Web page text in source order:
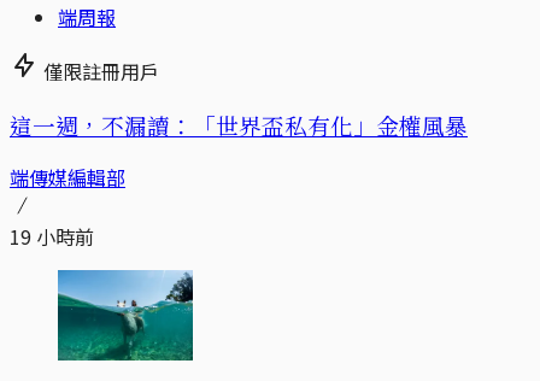
端周報
僅限註冊用戶
這一週，不漏讀：「世界盃私有化」金權風暴
端傳媒編輯部
19 小時前